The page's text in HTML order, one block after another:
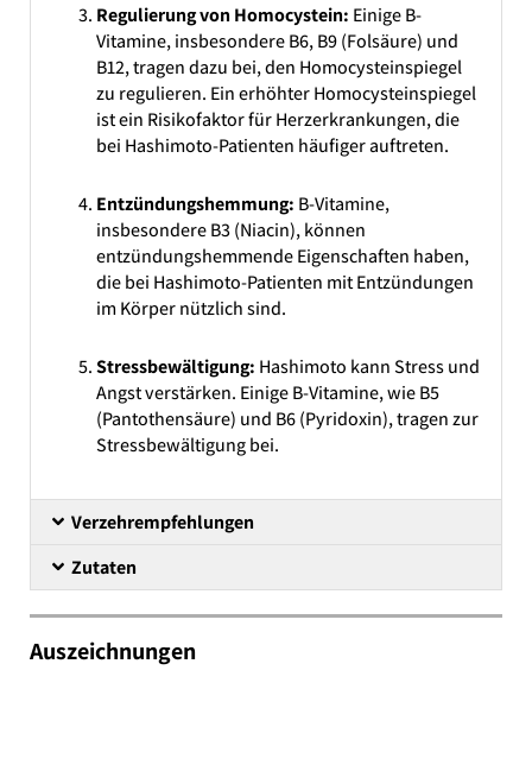
Regulierung von Homocystein: Einige B-
Vitamine, insbesondere B6, B9 (Folsäure) und
B12, tragen dazu bei, den Homocysteinspiegel
zu regulieren. Ein erhöhter Homocysteinspiegel
ist ein Risikofaktor für Herzerkrankungen, die
bei Hashimoto-Patienten häufiger auftreten.
Entzündungshemmung: B-Vitamine,
insbesondere B3 (Niacin), können
entzündungshemmende Eigenschaften haben,
die bei Hashimoto-Patienten mit Entzündungen
im Körper nützlich sind.
Stressbewältigung: Hashimoto kann Stress und
Angst verstärken. Einige B-Vitamine, wie B5
(Pantothensäure) und B6 (Pyridoxin), tragen zur
Stressbewältigung bei.
Verzehrempfehlungen
Zutaten
Auszeichnungen